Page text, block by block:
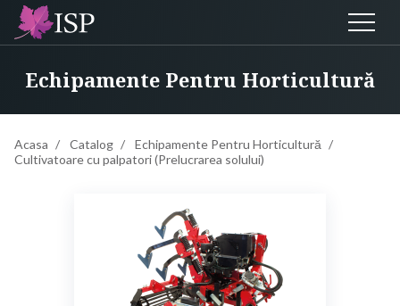
Echipamente Pentru Horticultură
Acasa Catalog
Echipamente Pentru Horticultură
Cultivatoare cu palpatori (Prelucrarea solului)